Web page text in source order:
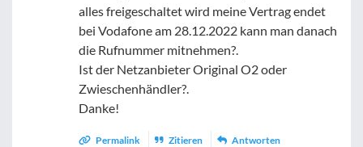
alles freigeschaltet wird meine Vertrag endet
bei Vodafone am 28.12.2022 kann man danach
die Rufnummer mitnehmen?.
Ist der Netzanbieter Original O2 oder
Zwieschenhändler?.
Danke!
Permalink Zitieren Antworten